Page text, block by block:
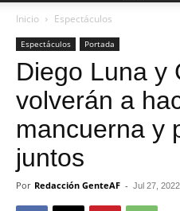
Inicio Espectáculos
Espectáculos Portada
Diego Luna y
volverán a
mancuerna y
juntos
Por Redacción GenteAF - Jul 27, 2022